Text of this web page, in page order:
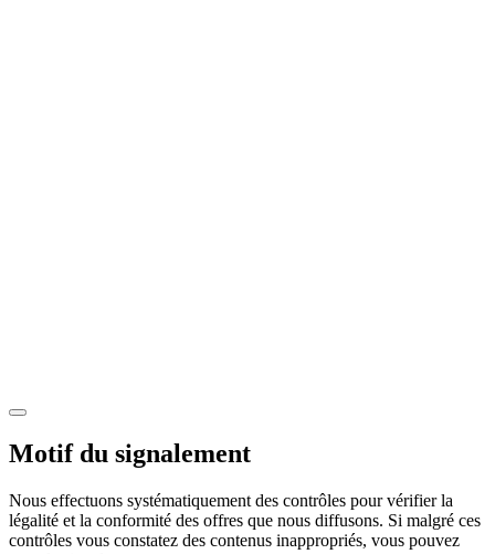
Motif du signalement
Nous effectuons systématiquement des contrôles pour vérifier la
légalité et la conformité des offres que nous diffusons. Si malgré ces
contrôles vous constatez des contenus inappropriés, vous pouvez